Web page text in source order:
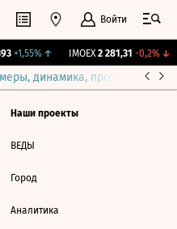
Войти
+1,55%↑ IMOEX 2 281,31 -0,2%↓
динамика, прогнозы
Наши проекты
ВЕДЫ
Город
Аналитика